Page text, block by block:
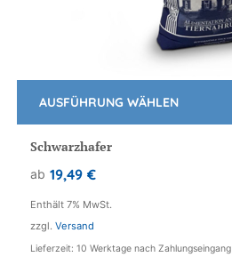
Schwarzhafer
ab 19,49 €
Enthält 7% MwSt.
zzgl.Versand
Lieferzeit: 10 Werktage nach Zahlungseingang
AUSFÜHRUNG WÄHLEN
Dieses
weist
mehrere
Varianten